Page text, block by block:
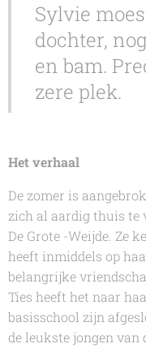
Sylvie
dochter,
en bam.
zere plek.
Het verhaal
De zomer is
zich al aardig thuis te
De Grote -Weijde. Ze
heeft inmiddels op
belangrijke
Ties heeft het naar
basisschool zijn
de leukste jongen van